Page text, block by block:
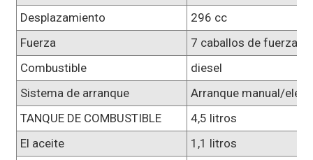
Desplazamiento
296 cc
Fuerza
7 caballos de fuerza
Combustible
diesel
Sistema de arranque
Arranque manual/
TANQUE DE COMBUSTIBLE
4,5 litros
El aceite
1,1 litros